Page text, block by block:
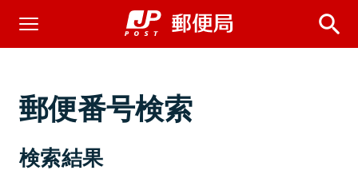
郵便番号検索
検索結果